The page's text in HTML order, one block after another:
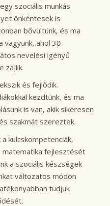
szociális munkás
önkéntesek is
bővültünk, és ma
vagyunk, ahol 30
nevelési igényű
zajlik.
és fejlődik.
kezdtünk, és ma
is van, akik sikeresen
szakmát szereztek.
kulcskompetenciák,
matematika fejlesztését
a szociális készségek
változatos módon
tudjuk